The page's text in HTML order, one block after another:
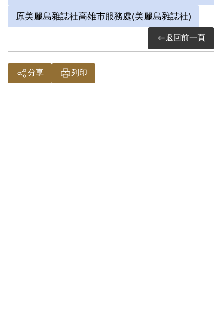
原美麗島雜誌社高雄市服務處(美麗島雜誌社)
返回前一頁
分享 列印